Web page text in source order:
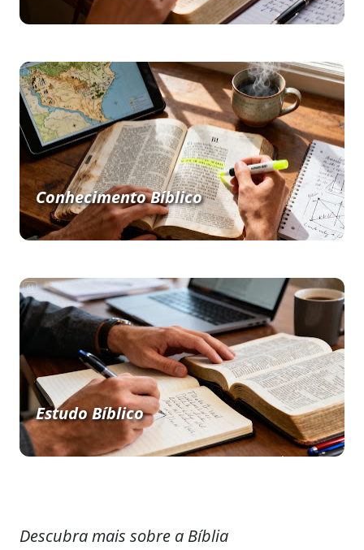
Conhecimento Bíblico
Estudo Bíblico
Descubra mais sobre a Bíblia